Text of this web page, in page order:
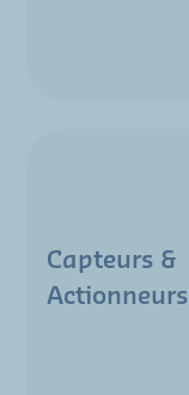
Capteurs &
Actionneurs